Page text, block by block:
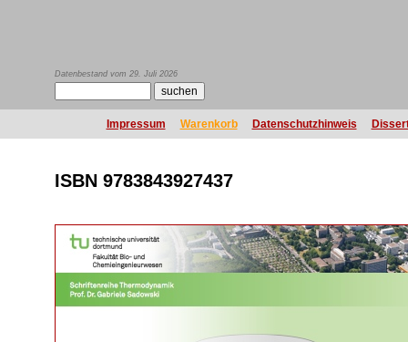
Datenbestand vom 29. Juli 2026
Impressum Warenkorb Datenschutzhinweis
ISBN 9783843927437